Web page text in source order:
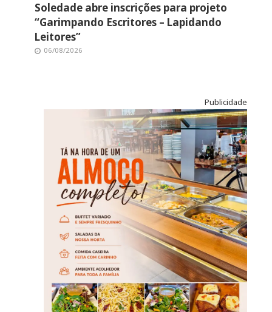
Soledade abre inscrições para projeto
“Garimpando Escritores – Lapidando
Leitores”
06/08/2026
Publicidade